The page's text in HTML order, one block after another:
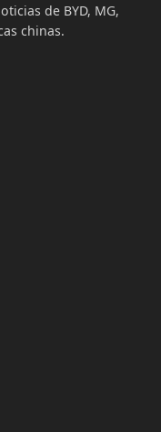
de BYD, MG,
chinas.